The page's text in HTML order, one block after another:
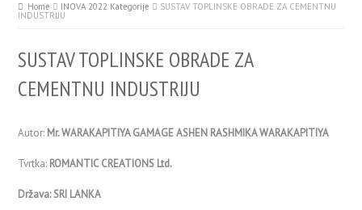
Home INOVA 2022 Kategorije SUSTAV TOPLINSKE OBRADE ZA CEMENTNU
INDUSTRIJU
SUSTAV TOPLINSKE OBRADE ZA
CEMENTNU INDUSTRIJU
Autor: Mr. WARAKAPITIYA GAMAGE ASHEN RASHMIKA WARAKAPITIYA
Tvrtka: ROMANTIC CREATIONS Ltd.
Država:SRI LANKA